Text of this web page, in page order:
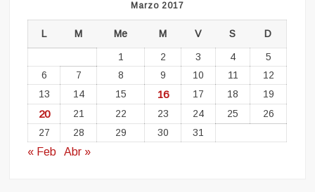
Marzo 2017
L M Me M V S D
1 2 3 4
5
6
7 8 9 10 11
12
13
14 15 16 17 18 19
20 21 22 23 24 25
26
27
28 29 30 31
« Feb Abr »